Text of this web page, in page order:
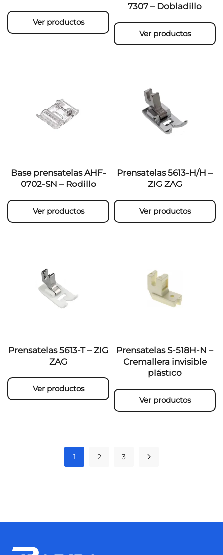
Ver productos
7307 – Dobladillo
Ver productos
Base prensatelas AHF-
0702-SN – Rodillo
Ver productos
Prensatelas 5613-H/H –
ZIG ZAG
Ver productos
Prensatelas 5613-T – ZIG
ZAG
Ver productos
Prensatelas S-518H-N –
Cremallera invisible
plástico
Ver productos
1 2 3